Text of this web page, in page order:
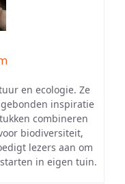
en ecologie. Ze
inspiratie
combineren
biodiversiteit,
lezers aan om
in eigen tuin.